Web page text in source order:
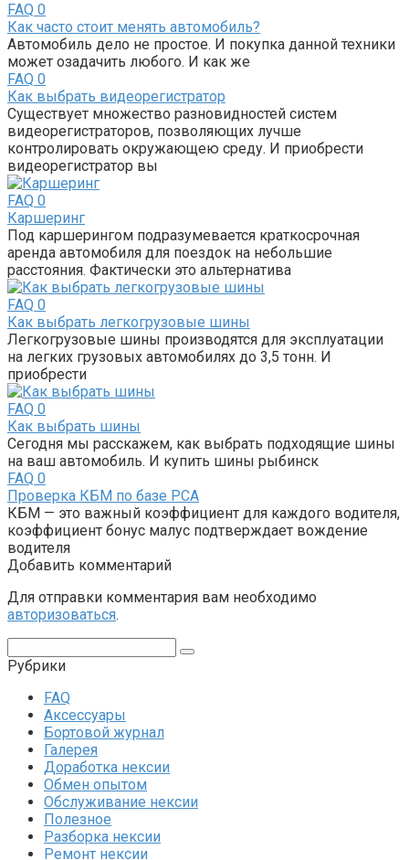
FAQ 0
Как часто стоит менять автомобиль?
Автомобиль дело не простое. И покупка данной техники
может озадачить любого. И как же
FAQ 0
Как выбрать видеорегистратор
Существует множество разновидностей систем
видеорегистраторов, позволяющих лучше
контролировать окружающею среду. И приобрести
видеорегистратор вы
FAQ 0
Каршеринг
Под каршерингом подразумевается краткосрочная
аренда автомобиля для поездок на небольшие
расстояния. Фактически это альтернатива
FAQ 0
Как выбрать легкогрузовые шины
Легкогрузовые шины производятся для эксплуатации
на легких грузовых автомобилях до 3,5 тонн. И
приобрести
FAQ 0
Как выбрать шины
Сегодня мы расскажем, как выбрать подходящие шины
на ваш автомобиль. И купить шины рыбинск
FAQ 0
Проверка КБМ по базе РСА
КБМ — это важный коэффициент для каждого водителя,
коэффициент бонус малус подтверждает вождение
водителя
Добавить комментарий
Для отправки комментария вам необходимо
авторизоваться.
Рубрики
FAQ
Аксессуары
Бортовой журнал
Галерея
Доработка нексии
Обмен опытом
Обслуживание нексии
Полезное
Разборка нексии
Ремонт нексии